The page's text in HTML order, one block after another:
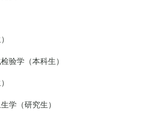
验学（本科生）
学（研究生）